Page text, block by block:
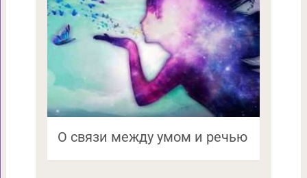
О связи между умом и речью